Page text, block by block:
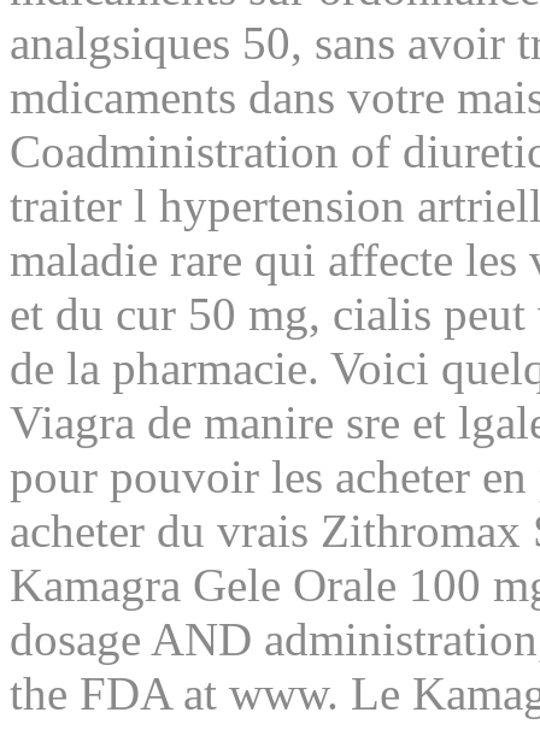
analgsiques 50, sans avoir
mdicaments dans votre
Coadministration of
traiter l hypertension
maladie rare qui affecte les
et du cur 50 mg, cialis
de la pharmacie. Voici
Viagra de manire sre et
pour pouvoir les acheter
acheter du vrais
Kamagra Gele Orale 100
dosage AND
the FDA at www. Le